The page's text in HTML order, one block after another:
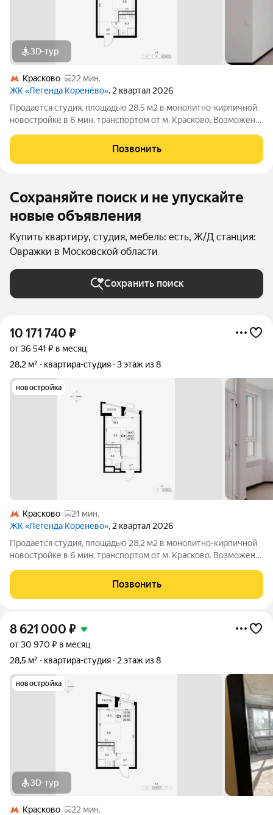
3D-тур
Красково
22 мин.
ЖК «Легенда Коренёво», 2 квартал 2026
Продается студия, площадью 28.5 м2 в монолитно-кирпичной
новостройке в 6 мин. транспортом от м. Красково. Возможен
возможна покупка с использованием материнского капитала.
Жилая площадь 15 м2, кухня
Позвонить
Сохраняйте поиск и не упускайте
новые объявления
Купить квартиру, студия, мебель: есть, Ж/Д станция:
Овражки в Московской области
Сохранить поиск
10 171 740 ₽
от 36 541 ₽ в месяц
28,2 м²
квартира-студия 3 этаж из 8
новостройка
Красково
21 мин.
ЖК «Легенда Коренёво», 2 квартал 2026
Продается студия, площадью 28,2 м2 в монолитно-кирпичной
новостройке в 6 мин. транспортом от м. Красково. Возможен
возможна покупка с использованием материнского капитала.
Жилая площадь 14.4 м2,
Позвонить
8 621 000 ₽
от 30 970 ₽ в месяц
28,5 м²
квартира-студия 2 этаж из 8
новостройка
3D-тур
Красково
22 мин.